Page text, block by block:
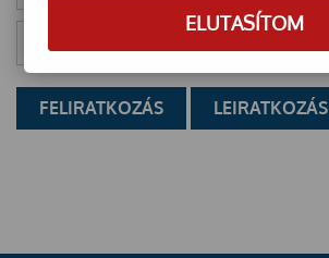
ELUTASÍTOM